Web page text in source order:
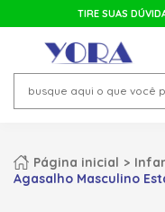
TIRE SUAS
Página inicial
Agasalho Masculino